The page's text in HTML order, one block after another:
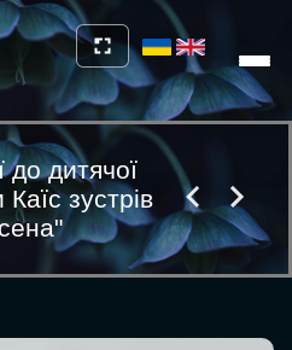
до дитячої
зустрів